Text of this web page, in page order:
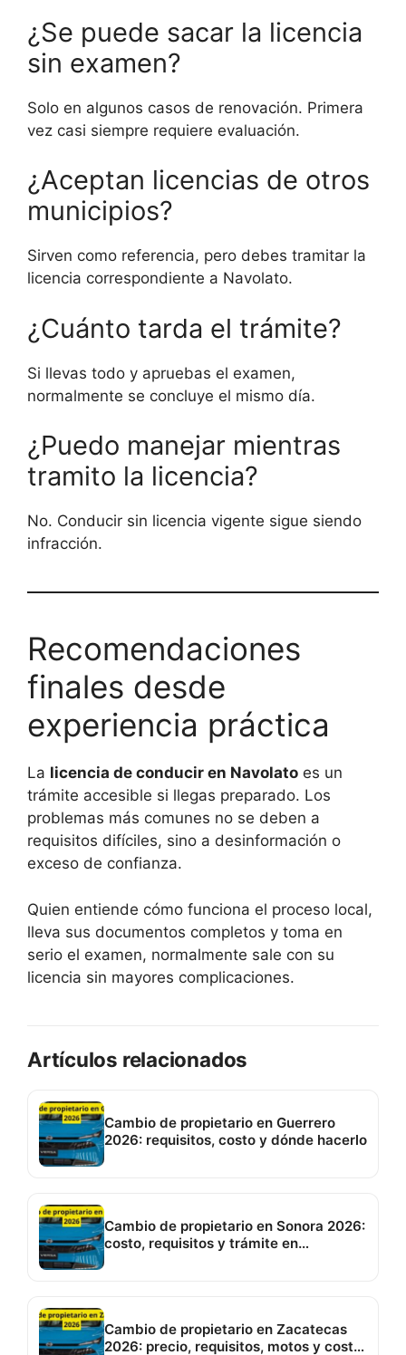
¿Se puede sacar la licencia
sin examen?
Solo en algunos casos de renovación. Primera
vez casi siempre requiere evaluación.
¿Aceptan licencias de otros
municipios?
Sirven como referencia, pero debes tramitar la
licencia correspondiente a Navolato.
¿Cuánto tarda el trámite?
Si llevas todo y apruebas el examen,
normalmente se concluye el mismo día.
¿Puedo manejar mientras
tramito la licencia?
No. Conducir sin licencia vigente sigue siendo
infracción.
Recomendaciones
finales desde
experiencia práctica
La licencia de conducir en Navolato es un
trámite accesible si llegas preparado. Los
problemas más comunes no se deben a
requisitos difíciles, sino a desinformación o
exceso de confianza.
Quien entiende cómo funciona el proceso local,
lleva sus documentos completos y toma en
serio el examen, normalmente sale con su
licencia sin mayores complicaciones.
Artículos relacionados
Cambio de propietario en Guerrero
2026: requisitos, costo y dónde hacerlo
Cambio de propietario en Sonora 2026:
costo, requisitos y trámite en
Cambio de propietario en Zacatecas
2026: precio, requisitos, motos y costo